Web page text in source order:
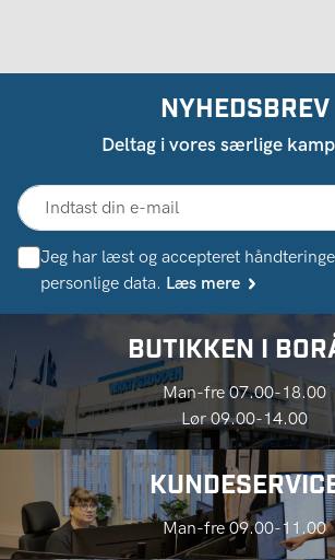
NYHEDSBREV
Deltag i vores særlige
Jeg har læst og accepteret
personlige data. Læs mere
BUTIKKEN I
Man-fre 07.00-18.00
Lør 09.00-14.00
Man-fre 09.00-11.00